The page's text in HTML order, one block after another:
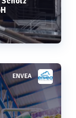
ENVEA